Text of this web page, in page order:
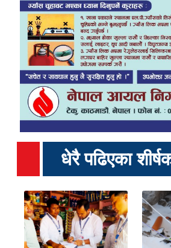
धेरै पढिएका